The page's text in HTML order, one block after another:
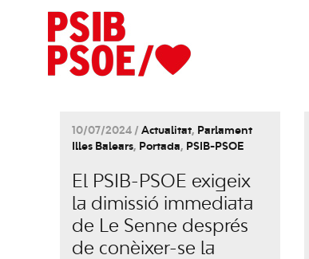
10/07/2024 / Actualitat, Parlament
Illes Balears, Portada, PSIB-PSOE
El PSIB-PSOE exigeix
la dimissió immediata
de Le Senne després
de conèixer-se la